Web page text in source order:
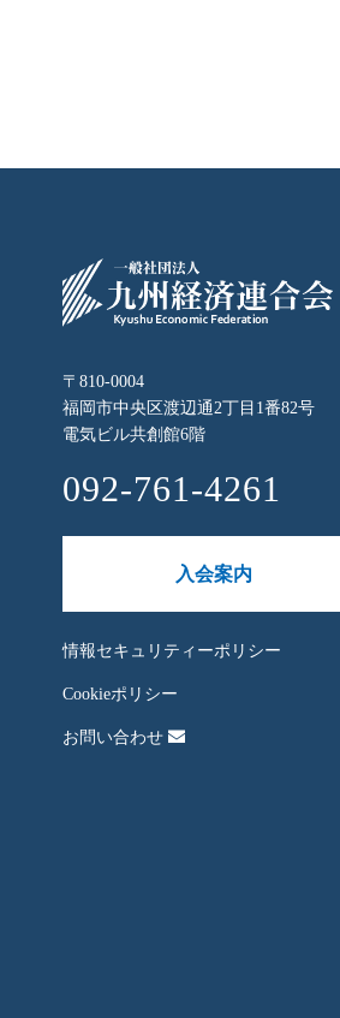
〒810-0004
福岡市中央区渡辺通2丁目1番82号
電気ビル共創館6階
092-761-4261
入会案内
情報セキュリティーポリシー
Cookieポリシー
お問い合わせ